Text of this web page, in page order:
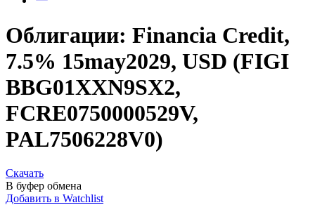
Облигации: Financia Credit,
7.5% 15may2029, USD (FIGI
BBG01XXN9SX2,
PAL7506228V0)